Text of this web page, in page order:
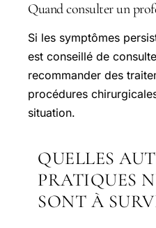
Quand consulter un
Si les symptômes
est conseillé de
recommander des
procédures
situation.
QUELLES
PRATIQUES
SONT À